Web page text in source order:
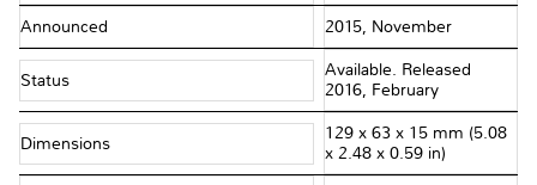
Announced 2015, November
Status
Available. Released
2016, February
Dimensions
129 x 63 x 15 mm (5.08
x 2.48 x 0.59 in)